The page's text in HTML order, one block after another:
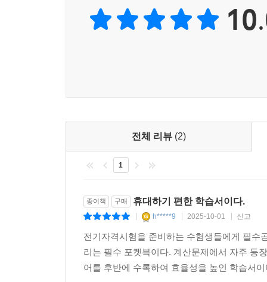
전체 리뷰 (2)
1
종이책 구매 휴대하기 편한 학습서이다.
h*****9 2025-10-01 신고
전기자격시험을 준비하는 수험생들에게 필수
리는 필수 포켓븍이다. 계산문제에서 자주 등
어를 후반에 수록하여 효율성을 높인 학습서